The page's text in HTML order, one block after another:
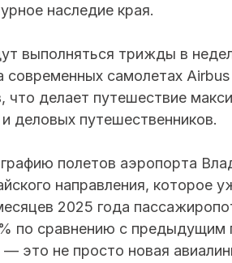
наследие края.
выполняться трижды в
самолетах
что делает путешествие
деловых путешественников.
полетов аэропорта
направления, которое
2025 года
по сравнению с предыдущим
это не просто новая